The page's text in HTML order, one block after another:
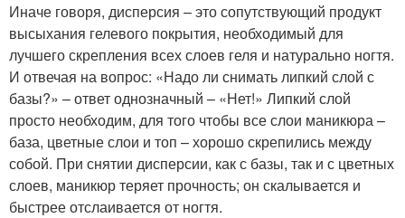
Иначе говоря, дисперсия – это сопутствующий продукт
высыхания гелевого покрытия, необходимый для
лучшего скрепления всех слоев геля и натурально ногтя.
И отвечая на вопрос: «Надо ли снимать липкий слой с
базы?» – ответ однозначный – «Нет!» Липкий слой
просто необходим, для того чтобы все слои маникюра –
база, цветные слои и топ – хорошо скрепились между
собой. При снятии дисперсии, как с базы, так и с цветных
слоев, маникюр теряет прочность; он скалывается и
быстрее отслаивается от ногтя.